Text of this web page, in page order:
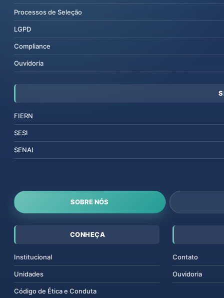
Processos de Seleção
LGPD
Compliance
Ouvidoria
FIERN
SESI
SENAI
SOBRE NÓS
CONHEÇA
Institucional
Unidades
Código de Ética e Conduta
Contato
Ouvidoria